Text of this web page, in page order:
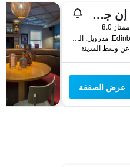
بريميير إن جلاسجو - موثيرويل
ممتاز 8.0
Edinburgh Road, مذرويل, المملكة المتحدة
عرض الصفقة